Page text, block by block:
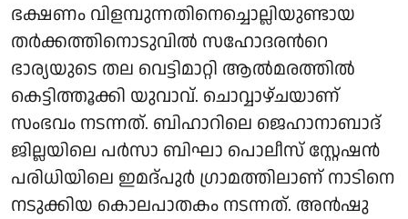
ഭക്ഷണം വിളമ്പുന്നതിനെച്ചൊല്ലിയുണ്ടായ
തര്‍ക്കത്തിനൊടുവില്‍ സഹോദരന്‍റെ
ഭാര്യയുടെ തല വെട്ടിമാറ്റി ആല്‍മരത്തില്‍
കെട്ടിത്തൂക്കി യുവാവ്. ചൊവ്വാഴ്ചയാണ്
സംഭവം നടന്നത്. ബിഹാറിലെ ജെഹാനാബാദ്
ജില്ലയിലെ പർസാ ബിഘാ പൊലീസ് സ്റ്റേഷൻ
പരിധിയിലെ ഇമദ്‌പുർ ഗ്രാമത്തിലാണ് നാടിനെ
നടുക്കിയ കൊലപാതകം നടന്നത്. അൻഷു